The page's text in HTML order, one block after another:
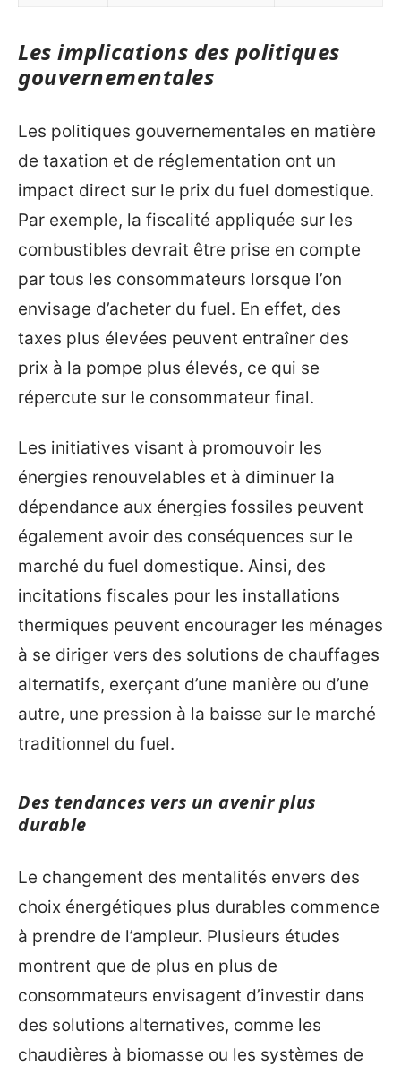
Les implications des politiques
gouvernementales
Les politiques gouvernementales en matière
de taxation et de réglementation ont un
impact direct sur le prix du fuel domestique.
Par exemple, la fiscalité appliquée sur les
combustibles devrait être prise en compte
par tous les consommateurs lorsque l’on
envisage d’acheter du fuel. En effet, des
taxes plus élevées peuvent entraîner des
prix à la pompe plus élevés, ce qui se
répercute sur le consommateur final.
Les initiatives visant à promouvoir les
énergies renouvelables et à diminuer la
dépendance aux énergies fossiles peuvent
également avoir des conséquences sur le
marché du fuel domestique. Ainsi, des
incitations fiscales pour les installations
thermiques peuvent encourager les ménages
à se diriger vers des solutions de chauffages
alternatifs, exerçant d’une manière ou d’une
autre, une pression à la baisse sur le marché
traditionnel du fuel.
Des tendances vers un avenir plus
durable
Le changement des mentalités envers des
choix énergétiques plus durables commence
à prendre de l’ampleur. Plusieurs études
montrent que de plus en plus de
consommateurs envisagent d’investir dans
des solutions alternatives, comme les
chaudières à biomasse ou les systèmes de